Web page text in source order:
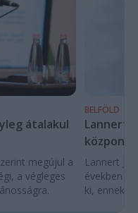
átalakul
megújul a
a végleges
BELFÖLD
Lannert
Lannert
években
ki, ennek